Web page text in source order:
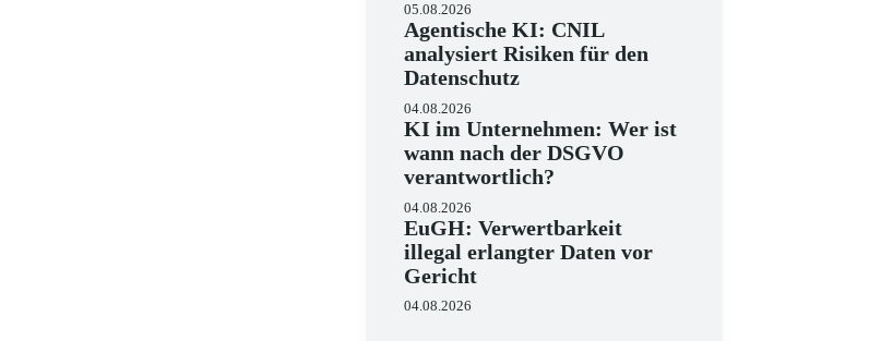
05.08.2026
Agentische KI: CNIL
analysiert Risiken für den
Datenschutz
04.08.2026
KI im Unternehmen: Wer ist
wann nach der DSGVO
verantwortlich?
04.08.2026
EuGH: Verwertbarkeit
illegal erlangter Daten vor
Gericht
04.08.2026